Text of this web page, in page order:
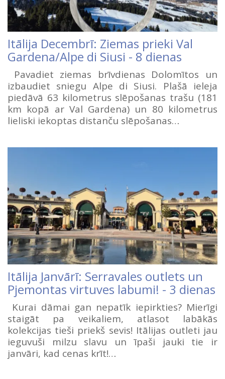
Itālija Decembrī: Ziemas prieki Val
Gardena/Alpe di Siusi - 8 dienas
Pavadiet ziemas brīvdienas Dolomītos un
izbaudiet sniegu Alpe di Siusi. Plašā ieleja
piedāvā 63 kilometrus slēpošanas trašu (181
km kopā ar Val Gardena) un 80 kilometrus
lieliski iekoptas distanču slēpošanas…
Itālija Janvārī: Serravales outlets un
Pjemontas virtuves labumi! - 3 dienas
Kurai dāmai gan nepatīk iepirkties? Mierīgi
staigāt pa veikaliem, atlasot labākās
kolekcijas tieši priekš sevis! Itālijas outleti jau
ieguvuši milzu slavu un īpaši jauki tie ir
janvāri, kad cenas krīt!…